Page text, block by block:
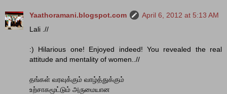
Yaathoramani.blogspot.com
April 6, 2012 at 5:13 AM
Lali .//
:) Hilarious one! Enjoyed indeed! You revealed the real
attitude and mentality of women..//
தங்கள் வரவுக்கும் வாழ்த்துக்கும்
உற்சாகமூட்டும் அருமையான